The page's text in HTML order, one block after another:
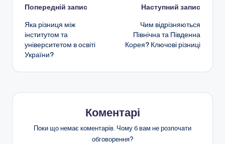
Навігація
по
запису
Попередній запис
Яка різниця між
інститутом та
університетом в освіті
України?
Наступний запис
Чим відрізняються
Північна та Південна
Корея? Ключові різниці
Коментарі
Поки що немає коментарів. Чому б вам не розпочати
обговорення?